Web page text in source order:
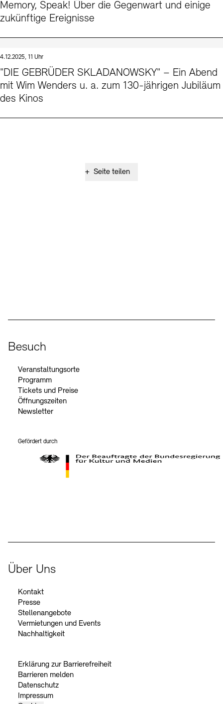
Memory, Speak! Über die Gegenwart und einige
zukünftige Ereignisse
4.12.2025, 11 Uhr
"DIE GEBRÜDER SKLADANOWSKY" – Ein Abend
mit Wim Wenders u. a. zum 130-jährigen Jubiläum
des Kinos
+ Seite teilen
Besuch
Veranstaltungsorte
Programm
Tickets und Preise
Öffnungszeiten
Newsletter
Gefördert durch
Über Uns
Kontakt
Presse
Stellenangebote
Vermietungen und Events
Nachhaltigkeit
Erklärung zur Barrierefreiheit
Barrieren melden
Datenschutz
Impressum